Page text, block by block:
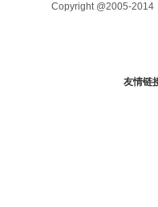
Copyright @2005-
友情链